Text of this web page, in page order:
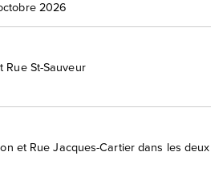
2026
Rue St-Sauveur
et Rue Jacques-Cartier dans les deux